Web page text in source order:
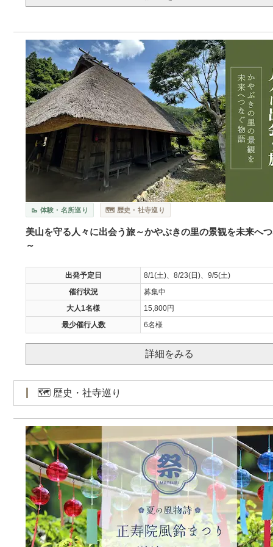
🥾 体験・名所巡り 🗺️ 歴史・社寺巡り
美山を守る人々に出会う旅～かやぶきの里の景観を未来へ
～
出発予定日
8/1(土)、8/23(日)、9/5(土)
催行状況
募集中
大人1名様
15,800円
最少催行人数
6名様
詳細をみる
🗺️ 歴史・社寺巡り